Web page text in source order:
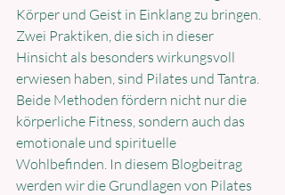
Körper und Geist in Einklang zu bringen.
Zwei Praktiken, die sich in dieser
Hinsicht als besonders wirkungsvoll
erwiesen haben, sind Pilates und Tantra.
Beide Methoden fördern nicht nur die
körperliche Fitness, sondern auch das
emotionale und spirituelle
Wohlbefinden. In diesem Blogbeitrag
werden wir die Grundlagen von Pilates